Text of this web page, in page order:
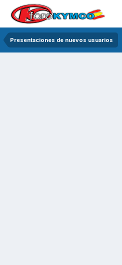
Presentaciones de nuevos usuarios